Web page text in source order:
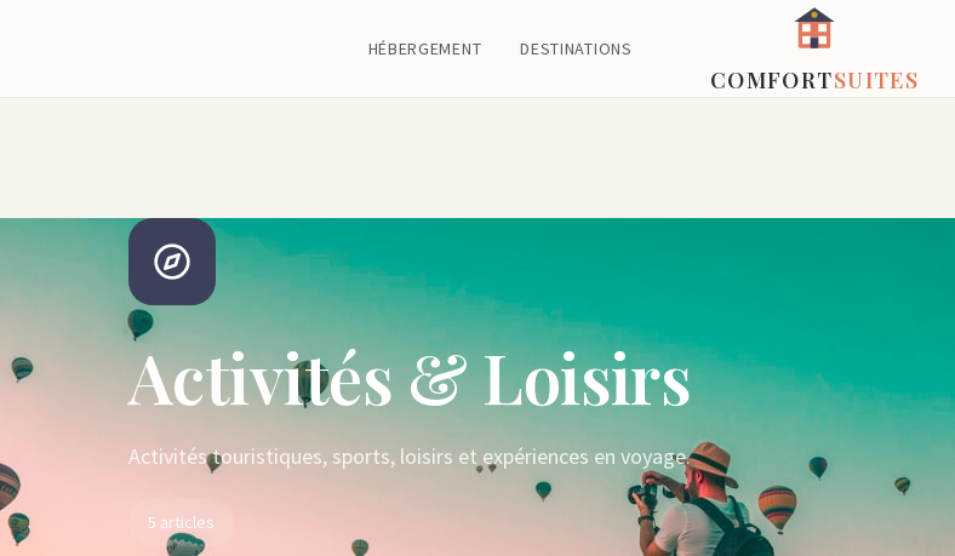
HÉBERGEMENT DESTINATIONS
COMFORTSUITES
Activités & Loisirs
Activités touristiques, sports, loisirs et expériences en voyage.
5 articles